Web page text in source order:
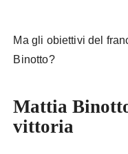
Ma gli obiettivi del
Binotto?
Mattia
vittoria